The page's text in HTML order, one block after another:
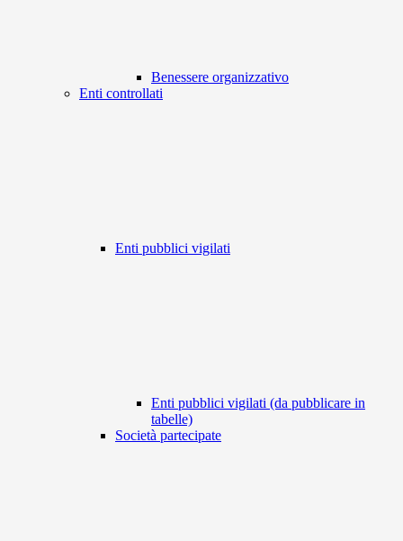
Benessere organizzativo
Enti controllati
Enti pubblici vigilati
Enti pubblici vigilati (da pubblicare in
tabelle)
Società partecipate